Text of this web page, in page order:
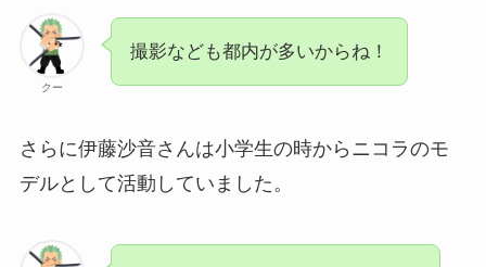
クー
撮影なども都内が多いからね！
さらに伊藤沙音さんは小学生の時からニコラのモ
デルとして活動していました。